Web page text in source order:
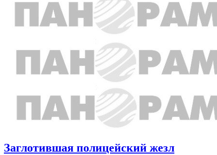
Заглотившая полицейский жезл